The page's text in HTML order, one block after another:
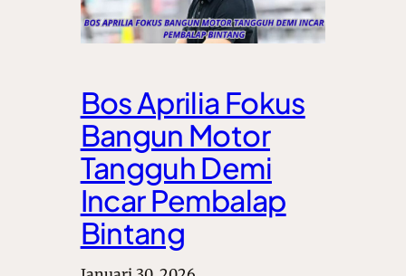
Bos Aprilia Fokus
Bangun Motor
Tangguh Demi
Incar Pembalap
Bintang